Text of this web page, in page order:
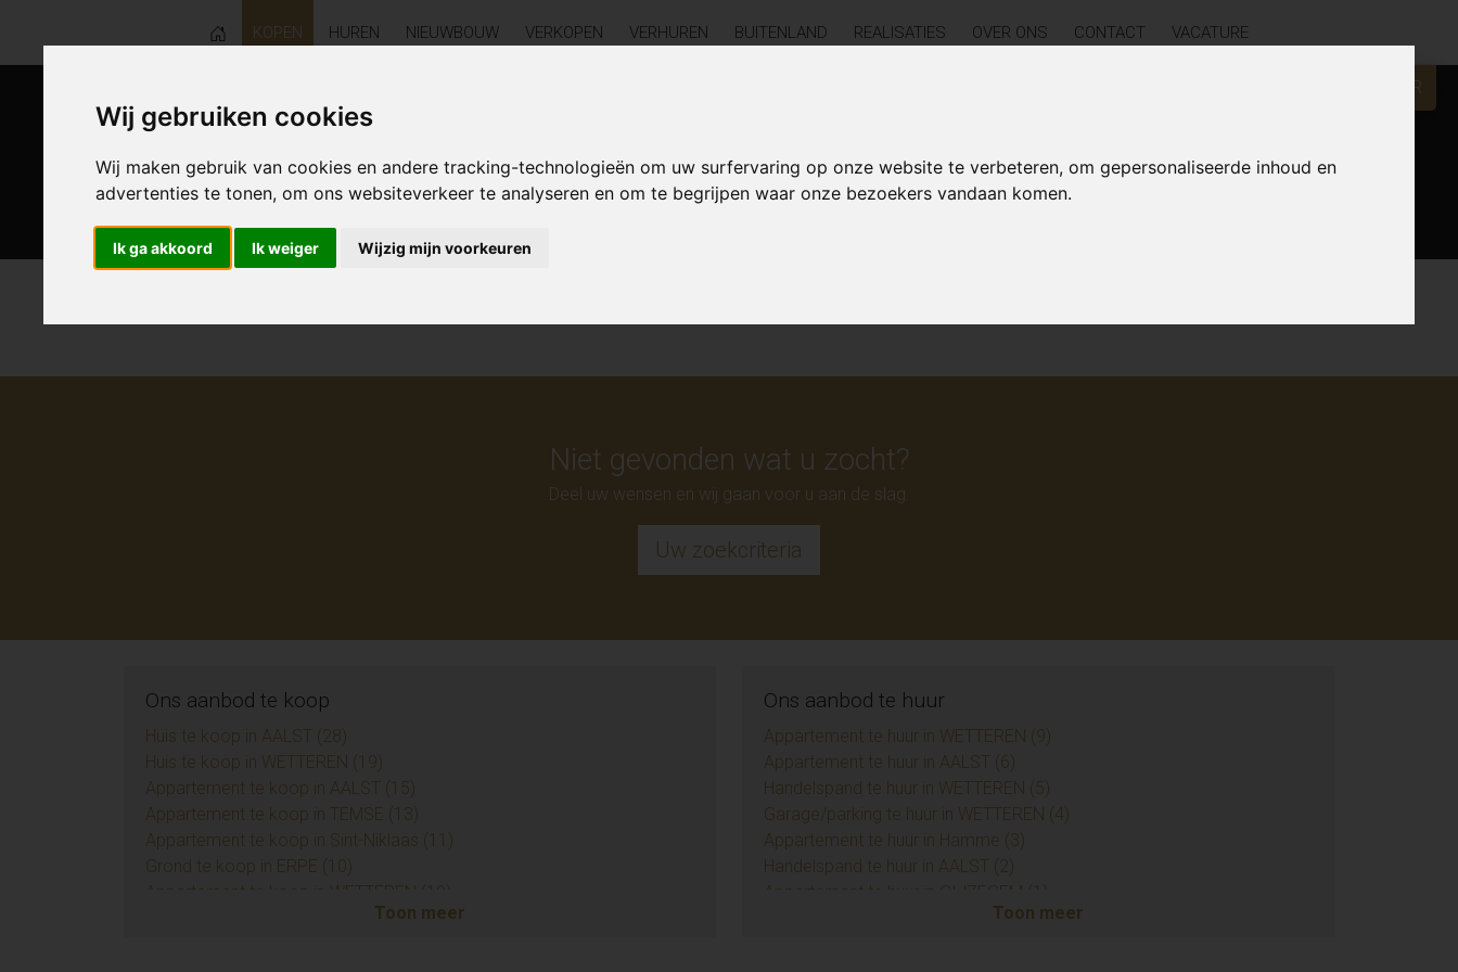
Wij gebruiken cookies
Wij maken gebruik van cookies en andere tracking-technologieën om uw surfervaring op onze website te verbeteren, om gepersonaliseerde inhoud en
advertenties te tonen, om ons websiteverkeer te analyseren en om te begrijpen waar onze bezoekers vandaan komen.
Ik ga akkoord Ik weiger Wijzig mijn voorkeuren
KOPEN HUREN NIEUWBOUW VERKOPEN VERHUREN BUITENLAND REALISATIES OVER ONS CONTACT VACATURE
KLIK HIER
Niet gevonden wat u zocht?
Deel uw wensen en wij gaan voor u aan de slag.
Uw zoekcriteria
Ons aanbod te koop
Huis te koop in AALST (28)
Huis te koop in WETTEREN (19)
Appartement te koop in AALST (15)
Appartement te koop in TEMSE (13)
Appartement te koop in Sint-Niklaas (11)
Grond te koop in ERPE (10)
Appartement te koop in WETTEREN (10)
Appartement te koop in ZUIDKOTE (9)
Toon meer
Ons aanbod te huur
Appartement te huur in WETTEREN (9)
Appartement te huur in AALST (6)
Handelspand te huur in WETTEREN (5)
Garage/parking te huur in WETTEREN (4)
Appartement te huur in Hamme (3)
Handelspand te huur in AALST (2)
Appartement te huur in GIJZEGEM (1)
Handelspand te huur in DENDERHOUTEM (1)
Toon meer